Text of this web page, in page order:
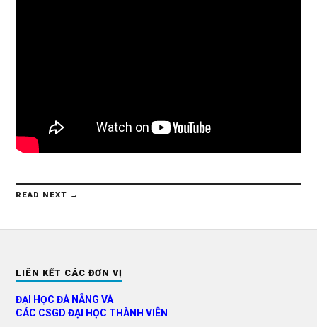
READ NEXT →
LIÊN KẾT CÁC ĐƠN VỊ
ĐẠI HỌC ĐÀ NẴNG VÀ
CÁC CSGD ĐẠI HỌC THÀNH VIÊN